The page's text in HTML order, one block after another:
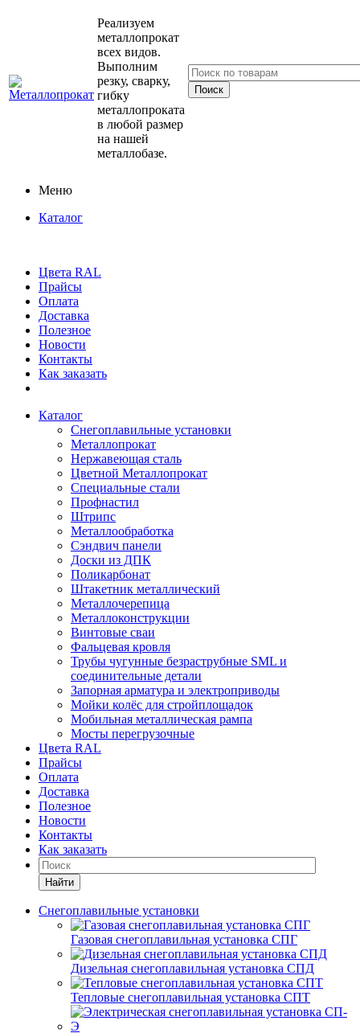
Реализуем
металлопрокат
всех видов.
Выполним
резку, сварку,
гибку
металлопроката
в любой размер
на нашей
металлобазе.
Меню
Каталог
Цвета RAL
Прайсы
Оплата
Доставка
Полезное
Новости
Контакты
Как заказать
Каталог
Снегоплавильные установки
Металлопрокат
Нержавеющая сталь
Цветной Металлопрокат
Специальные стали
Профнастил
Штрипс
Металлообработка
Сэндвич панели
Доски из ДПК
Поликарбонат
Штакетник металлический
Металлочерепица
Металлоконструкции
Винтовые сваи
Фальцевая кровля
Трубы чугунные безраструбные SML и
соединительные детали
Запорная арматура и электроприводы
Мойки колёс для стройплощадок
Мобильная металлическая рампа
Мосты перегрузочные
Цвета RAL
Прайсы
Оплата
Доставка
Полезное
Новости
Контакты
Как заказать
Найти
Снегоплавильные установки
Газовая снегоплавильная установка СПГ
Дизельная снегоплавильная установка СПД
Тепловые снегоплавильная установка СПТ